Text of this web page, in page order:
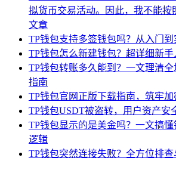
拟货币交易活动。因此，我不能按
文章
TP钱包支持多签钱包吗？从入门
TP钱包怎么新建钱包？超详细新手
TP钱包转账多久能到？一文理清
指南
TP钱包官网正版下载指南，筑牢
TP钱包USDT被盗转，用户资产安
TP钱包显示的是美金吗？一文搞
逻辑
TP钱包突然连接失败？全方位排查